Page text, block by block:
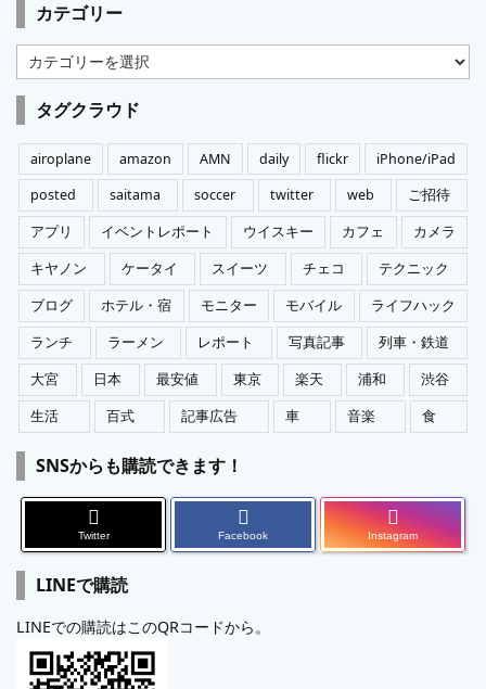
カテゴリー
カ
テ
ゴ
リ
ー
タグクラウド
airoplane amazon AMN daily flickr
iPhone/iPad
posted
saitama soccer twitter web
ご招待
アプリ
イベントレポート ウイスキー カフェ
カメラ
キヤノン
ケータイ スイーツ チェコ
テクニック
ブログ
ホテル・宿 モニター モバイル
ライフハック
ランチ
ラーメン レポート 写真記事
列車・鉄道
大宮
日本 最安値 東京 楽天 浦和
渋谷
生活
百式 記事広告 車 音楽 食
SNSからも購読できます！
Twitter Facebook Instagram
LINEで購読
LINEでの購読はこのQRコードから。